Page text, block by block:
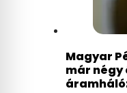
Magyar
már négy